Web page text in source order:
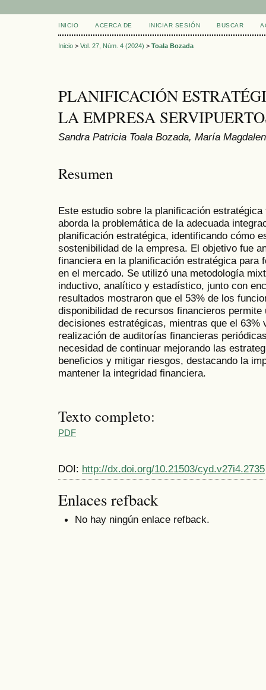
INICIO ACERCA DE INICIAR SESIÓN BUSCAR
Inicio > Vol. 27, Núm. 4 (2024) > Toala Bozada
PLANIFICACIÓN
LA EMPRESA
Sandra Patricia Toala Bozada, María
Resumen
Este estudio sobre la planificación
aborda la problemática de la adecuada
planificación estratégica, identificando cómo
sostenibilidad de la empresa. El objetivo fue
financiera en la planificación estratégica para
en el mercado. Se utilizó una metodología
inductivo, analítico y estadístico, junto con
resultados mostraron que el 53% de los
disponibilidad de recursos financieros
decisiones estratégicas, mientras que el 63%
realización de auditorías financieras
necesidad de continuar mejorando las
beneficios y mitigar riesgos, destacando la
mantener la integridad financiera.
Texto completo:
PDF
DOI: http://dx.doi.org/10.21503/cyd.v27i4.2735
Enlaces refback
No hay ningún enlace refback.